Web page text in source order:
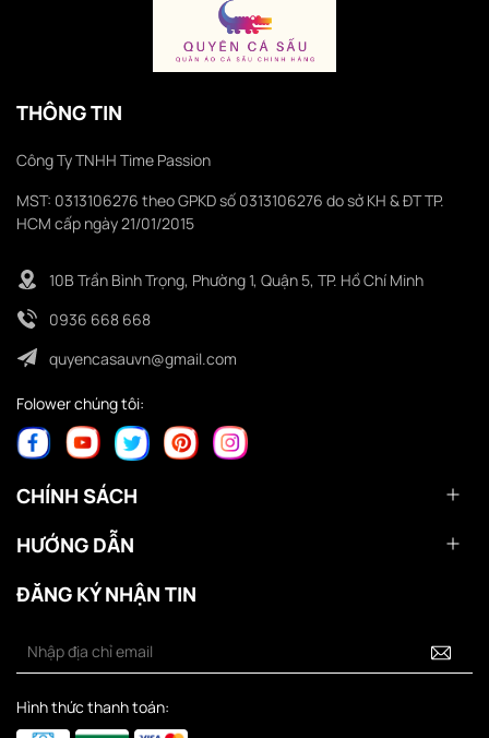
THÔNG TIN
Công Ty TNHH Time Passion
MST: 0313106276 theo GPKD số 0313106276 do sở KH & ĐT TP.
HCM cấp ngày 21/01/2015
10B Trần Bình Trọng, Phường 1, Quận 5, TP. Hồ Chí Minh
0936 668 668
quyencasauvn@gmail.com
Folower chúng tôi:
CHÍNH SÁCH
HƯỚNG DẪN
ĐĂNG KÝ NHẬN TIN
Hình thức thanh toán: